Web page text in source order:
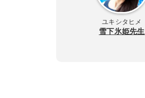
ユキシタヒメ
雪下氷姫先生